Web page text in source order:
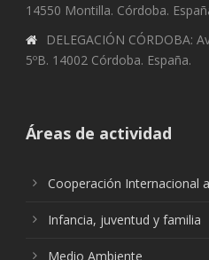
14550 Montilla. Córdoba.
DELEGACIÓN CÓRDOBA:
5ºB. 14002 Córdoba. España.
Áreas de actividad
Cooperación Internacional
Infancia, juventud y familia
Medio Ambiente